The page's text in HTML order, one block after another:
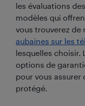
les évaluations
modèles qui
vous trouverez de
aubaines sur les
lesquelles choisir.
options de
pour vous
protégé.